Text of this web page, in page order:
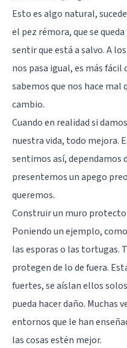
Esto es algo natural,
el pez rémora, que se
sentir que está a salvo. A
nos pasa igual, es más fácil
sabemos que nos hace
cambio.
Cuando en realidad si
nuestra vida, todo mejora.
sentimos así, dependamos
presentemos un apego
queremos.
Construir un muro
Poniendo un ejemplo,
las esporas o las tortugas.
protegen de lo de fuera.
fuertes, se aíslan ellos
pueda hacer daño. Muchas
entornos que le han
las cosas estén mejor.